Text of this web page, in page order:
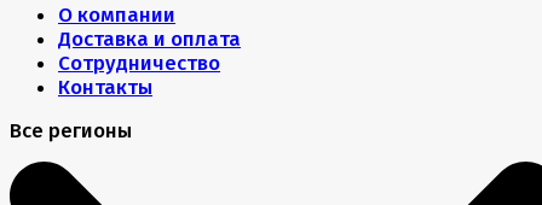
О компании
Доставка и оплата
Сотрудничество
Контакты
Все регионы